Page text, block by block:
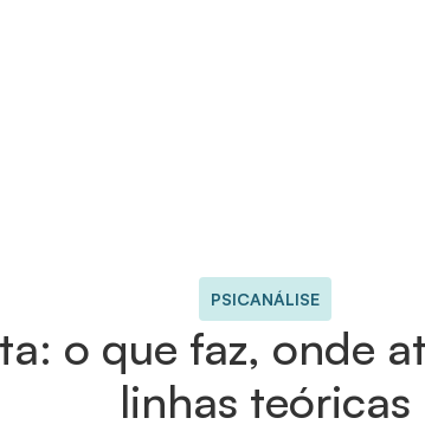
PSICANÁLISE
o que faz, onde
linhas teóricas